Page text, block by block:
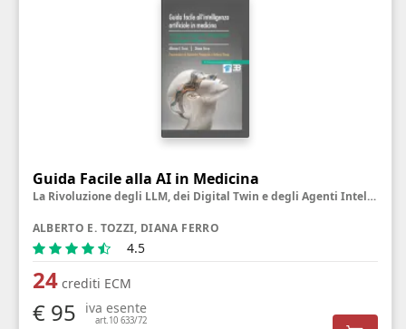
Guida Facile alla AI in Medicina
La Rivoluzione degli LLM, dei Digital Twin e degli Agenti Intelligenti
ALBERTO E. TOZZI, DIANA FERRO
4.5
24crediti ECM
€ 95 iva esente
art.10 633/72